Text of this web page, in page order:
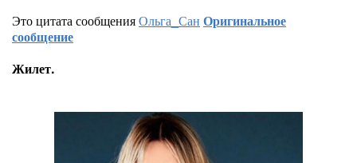
Это цитата сообщенияОльга_Сан Оригинальное
сообщение
Жилет.